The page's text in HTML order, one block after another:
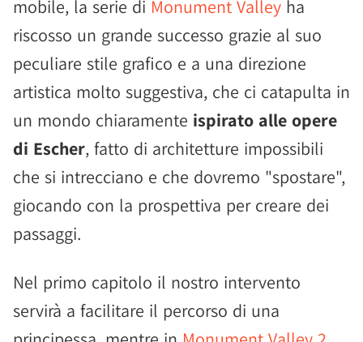
mobile, la serie di Monument Valley ha
riscosso un grande successo grazie al suo
peculiare stile grafico e a una direzione
artistica molto suggestiva, che ci catapulta in
un mondo chiaramente ispirato alle opere
di Escher, fatto di architetture impossibili
che si intrecciano e che dovremo "spostare",
giocando con la prospettiva per creare dei
passaggi.
Nel primo capitolo il nostro intervento
servirà a facilitare il percorso di una